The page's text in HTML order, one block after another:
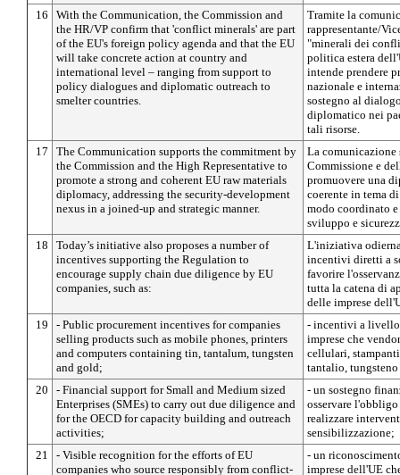
16
With the Communication, the Commission and
the HR/VP confirm that 'conflict minerals' are part
of the EU's foreign policy agenda and that the EU
will take concrete action at country and
international level – ranging from support to
policy dialogues and diplomatic outreach to
smelter countries.
Tramite la
rappresentante/
"minerali dei
politica estera
intende prendere
nazionale e
sostegno al
diplomatico nei
tali risorse.
17
The Communication supports the commitment by
the Commission and the High Representative to
promote a strong and coherent EU raw materials
diplomacy, addressing the security-development
nexus in a joined-up and strategic manner.
La comunicazione
Commissione e
promuovere una
coerente in tema
modo coordinato
sviluppo e
18
Today’s initiative also proposes a number of
incentives supporting the Regulation to
encourage supply chain due diligence by EU
companies, such as:
L'iniziativa
incentivi diretti a
favorire
tutta la catena di
delle imprese
19
- Public procurement incentives for companies
selling products such as mobile phones, printers
and computers containing tin, tantalum, tungsten
and gold;
- incentivi a
imprese che
cellulari,
tantalio, tungsteno
20
- Financial support for Small and Medium sized
Enterprises (SMEs) to carry out due diligence and
for the OECD for capacity building and outreach
activities;
- un sostegno
osservare
realizzare
sensibilizzazione;
21
- Visible recognition for the efforts of EU
companies who source responsibly from conflict-
- un
imprese dell'UE